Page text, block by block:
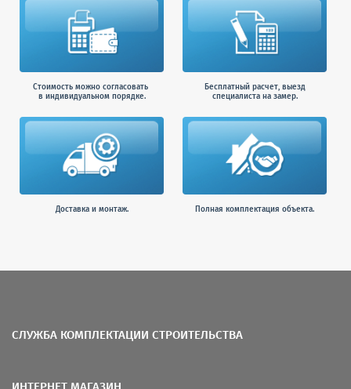
Стоимость можно согласовать
в индивидуальном порядке.
Бесплатный расчет, выезд
специалиста на замер.
Доставка и монтаж. Полная комплектация объекта.
СЛУЖБА КОМПЛЕКТАЦИИ СТРОИТЕЛЬСТВА